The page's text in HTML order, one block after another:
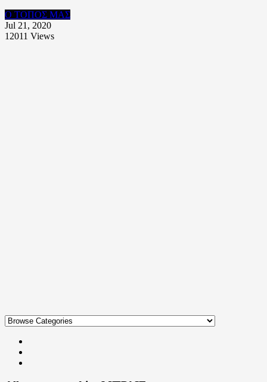
Ο ΤΟΠΟΣ ΜΑΣ
Jul 21, 2020
12011 Views